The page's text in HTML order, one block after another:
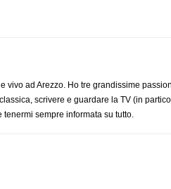
vivo ad Arezzo. Ho tre grandissime
scrivere e guardare la TV (in
sempre informata su tutto.